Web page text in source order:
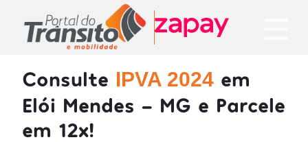
Consulte IPVA 2024 em
Elói Mendes - MG e Parcele
em 12x!